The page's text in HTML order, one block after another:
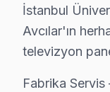
↑ Avcılar TV
İstanbul
Avcılar'ın
televizyon
Fabrika